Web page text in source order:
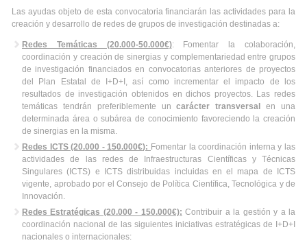
Las ayudas objeto de esta convocatoria financiarán las actividades para la
creación y desarrollo de redes de grupos de investigación destinadas a:
Redes Temáticas (20.000-50.000€): Fomentar la colaboración,
coordinación y creación de sinergias y complementariedad entre grupos
de investigación financiados en convocatorias anteriores de proyectos
del Plan Estatal de I+D+I, así como incrementar el impacto de los
resultados de investigación obtenidos en dichos proyectos. Las redes
temáticas tendrán preferiblemente uncarácter transversal
en una
determinada área o subárea de conocimiento favoreciendo la creación
de sinergias en la misma.
Redes ICTS (20.000 - 150.000€): Fomentar la coordinación interna y las
actividades de las redes de Infraestructuras Científicas y Técnicas
Singulares (ICTS) e ICTS distribuidas incluidas en el mapa de ICTS
vigente, aprobado por el Consejo de Política Científica, Tecnológica y de
Innovación.
Redes Estratégicas (20.000 - 150.000€): Contribuir a la gestión y a la
coordinación nacional de las siguientes iniciativas estratégicas de I+D+I
nacionales o internacionales: